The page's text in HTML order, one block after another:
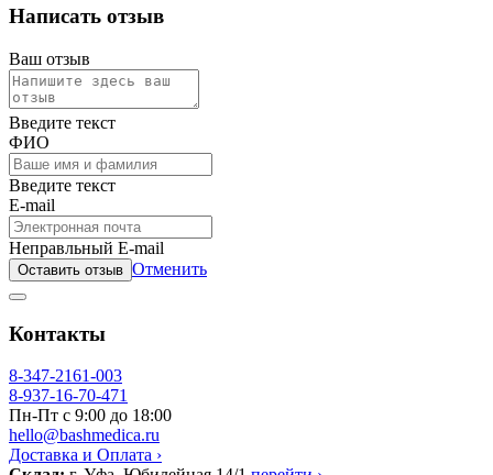
Написать отзыв
Ваш отзыв
Введите текст
ФИО
Введите текст
E-mail
Неправльный E-mail
Оставить отзыв Отменить
Контакты
8-347-2161-003
8-937-16-70-471
Пн-Пт с 9:00 до 18:00
hello@bashmedica.ru
Доставка и Оплата ›